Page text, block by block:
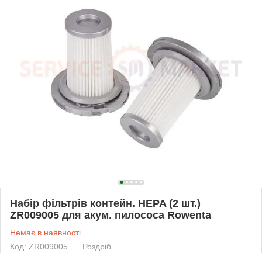
Набір фільтрів контейн. HEPA (2 шт.)
ZR009005 для акум. пилососа Rowenta
Немає в наявності
Код: ZR009005
Роздріб